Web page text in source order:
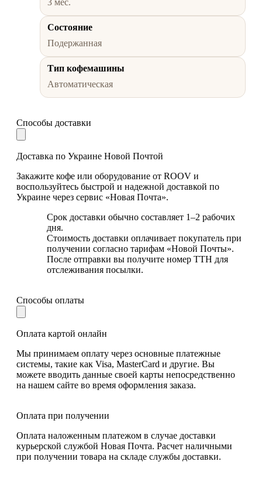
Состояние
Подержанная
Тип кофемашины
Автоматическая
Способы доставки
Доставка по Украине Новой Почтой
Закажите кофе или оборудование от ROOV и
воспользуйтесь быстрой и надежной доставкой по
Украине через сервис «Новая Почта».
Срок доставки обычно составляет 1–2 рабочих
дня.
Стоимость доставки оплачивает покупатель при
получении согласно тарифам «Новой Почты».
После отправки вы получите номер ТТН для
отслеживания посылки.
Способы оплаты
Оплата картой онлайн
Мы принимаем оплату через основные платежные
системы, такие как Visa, MasterCard и другие. Вы
можете вводить данные своей карты непосредственно
на нашем сайте во время оформления заказа.
Оплата при получении
Оплата наложенным платежом в случае доставки
курьерской службой Новая Почта. Расчет наличными
при получении товара на складе службы доставки.